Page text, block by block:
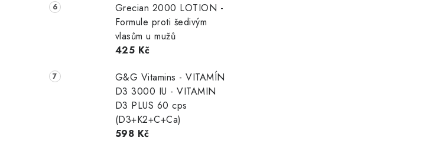
Grecian 2000 LOTION -
Formule proti šedivým
vlasům u mužů
425 Kč
G&G Vitamins - VITAMÍN
D3 3000 IU - VITAMIN
D3 PLUS 60 cps
(D3+K2+C+Ca)
598 Kč